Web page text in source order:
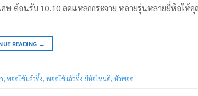
ษ ต้อนรับ 10.10 ลดแหลกกระจาย หลายรุ่นหลายยี่ห้อให้คุ
READING →
, พอตใช้แล้วทิ้ง, พอตใช้แล้วทิ้ง ยี่ห้อไหนดี, หัวพอต